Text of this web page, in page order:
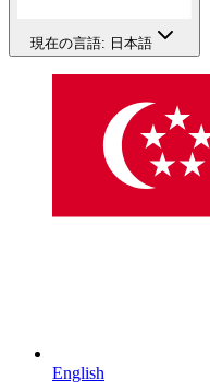
現在の言語: 日本語
English